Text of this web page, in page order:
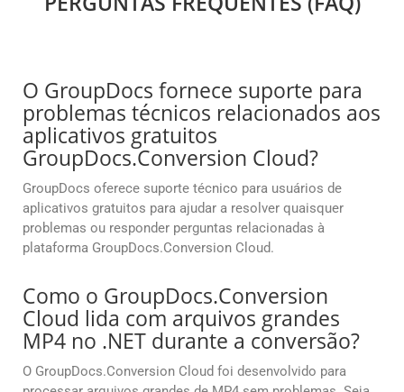
O GroupDocs fornece suporte para
problemas técnicos relacionados aos
aplicativos gratuitos
GroupDocs.Conversion Cloud?
GroupDocs oferece suporte técnico para usuários de
aplicativos gratuitos para ajudar a resolver quaisquer
problemas ou responder perguntas relacionadas à
plataforma GroupDocs.Conversion Cloud.
Como o GroupDocs.Conversion
Cloud lida com arquivos grandes
MP4 no .NET durante a conversão?
O GroupDocs.Conversion Cloud foi desenvolvido para